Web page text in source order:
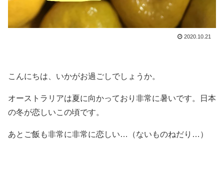
2020.10.21
こんにちは、いかがお過ごしでしょうか。
オーストラリアは夏に向かっており非常に暑いです。日本
の冬が恋しいこの頃です。
あとご飯も非常に非常に恋しい…（ないものねだり…）